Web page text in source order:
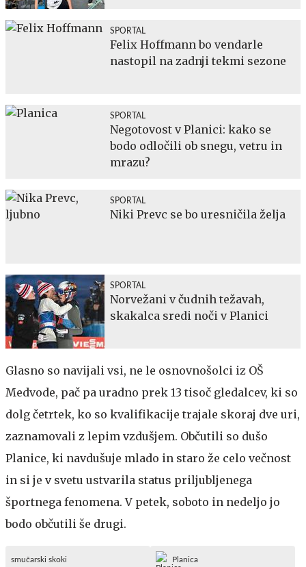
SPORTAL
Felix Hoffmann bo vendarle
nastopil na zadnji tekmi sezone
SPORTAL
Negotovost v Planici: kako se
bodo odločili ob snegu, vetru in
mrazu?
SPORTAL
Niki Prevc se bo uresničila želja
SPORTAL
Norvežani v čudnih težavah,
skakalca sredi noči v Planici
Glasno so navijali vsi, ne le osnovnošolci iz OŠ
Medvode, pač pa uradno prek 13 tisoč gledalcev, ki so
dolg četrtek, ko so kvalifikacije trajale skoraj dve uri,
zaznamovali z lepim vzdušjem. Občutili so dušo
Planice, ki navdušuje mlado in staro že celo večnost
in si je v svetu ustvarila status priljubljenega
športnega fenomena. V petek, soboto in nedeljo jo
bodo občutili še drugi.
smučarski skoki Planica